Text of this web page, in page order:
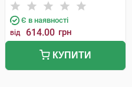
Є в наявності
від 614.00 грн
КУПИТИ